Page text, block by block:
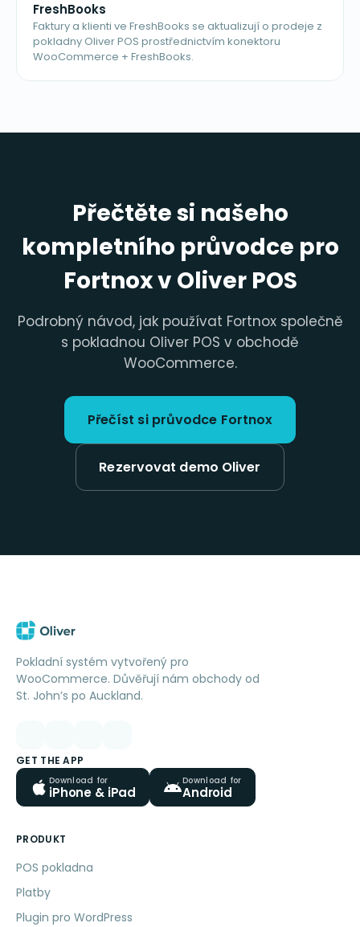
FreshBooks
Faktury a klienti ve FreshBooks se aktualizují o prodeje z
pokladny Oliver POS prostřednictvím konektoru
WooCommerce + FreshBooks.
Přečtěte si našeho
kompletního průvodce pro
Fortnox v Oliver POS
Podrobný návod, jak používat Fortnox společně
s pokladnou Oliver POS v obchodě
WooCommerce.
Přečíst si průvodce Fortnox
Rezervovat demo Oliver
Pokladní systém vytvořený pro
WooCommerce. Důvěřují nám obchody od
St. John’s po Auckland.
GET THE APP
Download for
iPhone & iPad
Download for
Android
PRODUKT
POS pokladna
Platby
Plugin pro WordPress